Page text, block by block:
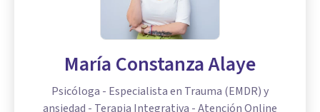
María Constanza Alaye
Psicóloga - Especialista en Trauma (EMDR) y
ansiedad - Terapia Integrativa - Atención Online